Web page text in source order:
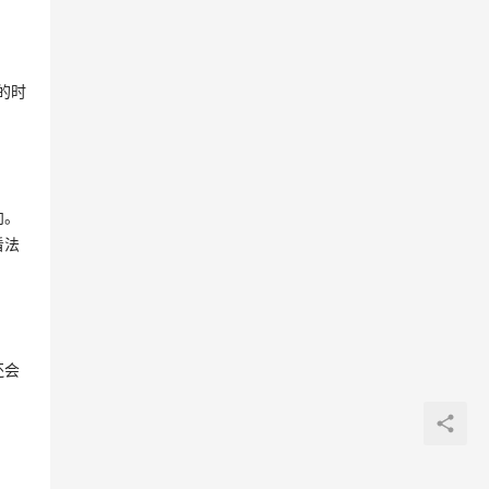
时
法
会